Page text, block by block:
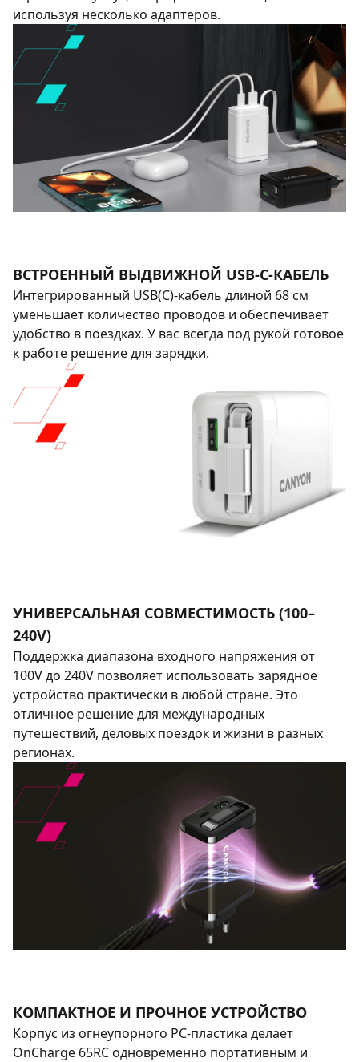
используя несколько адаптеров.
ВСТРОЕННЫЙ ВЫДВИЖНОЙ USB-C-КАБЕЛЬ
Интегрированный USB(C)-кабель длиной 68 см
уменьшает количество проводов и обеспечивает
удобство в поездках. У вас всегда под рукой готовое
к работе решение для зарядки.
УНИВЕРСАЛЬНАЯ СОВМЕСТИМОСТЬ (100–
240V)
Поддержка диапазона входного напряжения от
100V до 240V позволяет использовать зарядное
устройство практически в любой стране. Это
отличное решение для международных
путешествий, деловых поездок и жизни в разных
регионах.
КОМПАКТНОЕ И ПРОЧНОЕ УСТРОЙСТВО
Корпус из огнеупорного PC-пластика делает
OnCharge 65RC одновременно портативным и